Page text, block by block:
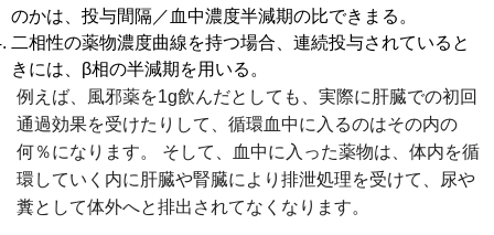
のかは、投与間隔／血中濃度半減期の比できまる。
二相性の薬物濃度曲線を持つ場合、連続投与されていると
きには、β相の半減期を用いる。
例えば、風邪薬を1g飲んだとしても、実際に肝臓での初回
通過効果を受けたりして、循環血中に入るのはその内の
何％になります。 そして、血中に入った薬物は、体内を循
環していく内に肝臓や腎臓により排泄処理を受けて、尿や
糞として体外へと排出されてなくなります。